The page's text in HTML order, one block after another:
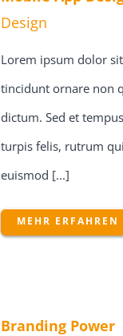
Design
Lorem ipsum dolor
tincidunt ornare non
dictum. Sed et
turpis felis, rutrum
euismod [...]
MEHR ERFAHREN
Branding Power